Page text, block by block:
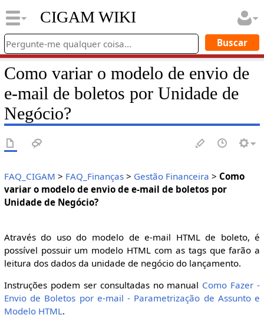
CIGAM WIKI
Como variar o modelo de envio de
e-mail de boletos por Unidade de
Negócio?
FAQ_CIGAM > FAQ_Finanças> Gestão Financeira > Como
variar o modelo de envio de e-mail de boletos por
Unidade de Negócio?
Através do uso do modelo de e-mail HTML de boleto, é
possível possuir um modelo HTML com as tags que farão a
leitura dos dados da unidade de negócio do lançamento.
Instruções podem ser consultadas no manual Como Fazer -
Envio de Boletos por e-mail - Parametrização de Assunto e
Modelo HTML.